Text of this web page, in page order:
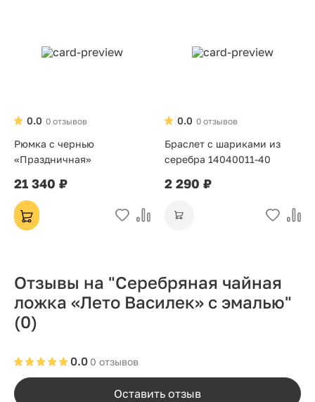
0 отзывов
0.0
Рюмка с чернью
«Праздничная»
21 340 ₽
0 отзывов
0.0
Браслет с шариками из
серебра 14040011-40
2 290 ₽
Отзывы на "Серебряная чайная
ложка «Лето Василек» с эмалью"
(0)
0 отзывов
0.0
Оставить отзыв